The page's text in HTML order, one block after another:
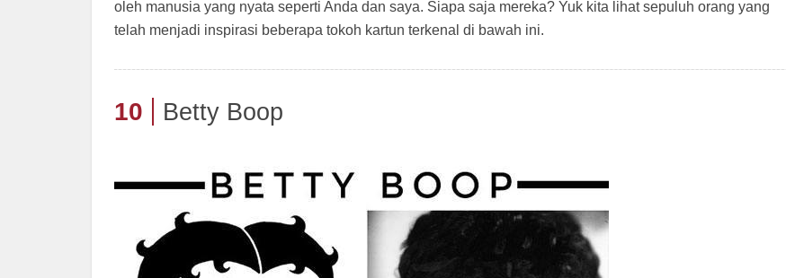
oleh manusia yang nyata seperti Anda dan saya. Siapa saja mereka? Yuk kita lihat sepuluh orang yang
telah menjadi inspirasi beberapa tokoh kartun terkenal di bawah ini.
10 Betty Boop